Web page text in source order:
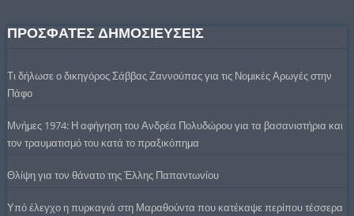
ΠΡΟΣΦΑΤΕΣ ΔΗΜΟΣΙΕΥΣΕΙΣ
Τι δήλωσε ο δικηγόρος Σάββας Ζαννούπας για τις Νομικές Αρωγές στην
Πάφο
Μνήμες 1974: Η αφήγηση του Ανδρέα Πολυδώρου για τα βασανιστήρια και
τον τραυματισμό του κατά το πραξικόπημα
Θλίψη για τον θάνατο της Έλλης Παπαντωνίου
Υπό έλεγχο η πυρκαγιά στη Μαραθούντα που κατέκαψε περίπου τέσσερα